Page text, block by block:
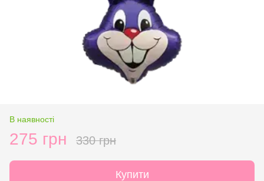
В наявності
275 грн 330 грн
Купити